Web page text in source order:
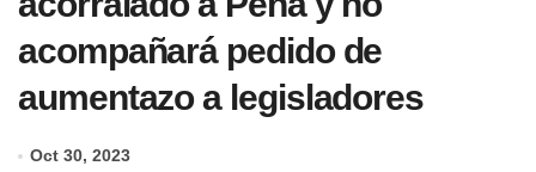
acompañará pedido de
aumentazo a legisladores
Oct 30, 2023